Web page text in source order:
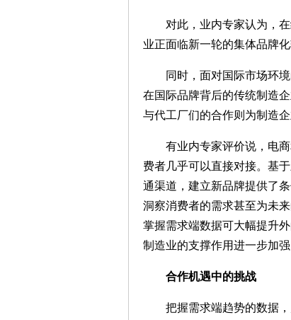
对此，业内专家认为，在
业正面临新一轮的集体品牌化
同时，面对国际市场环境
在国际品牌背后的传统制造
与代工厂们的合作则为制造企
有业内专家评价说，电商
费者几乎可以直接对接。基
通渠道，建立新品牌提供了
洞察消费者的需求甚至为未
掌握需求端数据可大幅提升
制造业的支撑作用进一步加强
合作机遇中的挑战
把握需求端趋势的数据，